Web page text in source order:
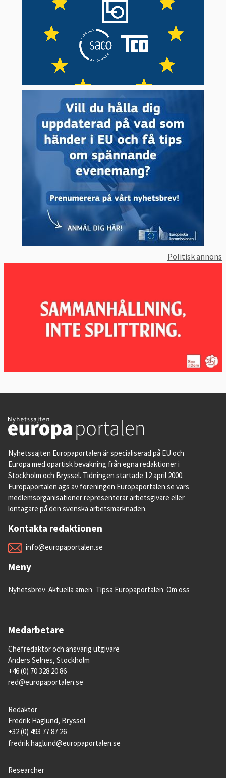
Politisk annons
Nyhetssajten Europaportalen är specialiserad på EU och
Europa med opartisk bevakning från egna redaktioner i
Stockholm och Bryssel. Tidningen startade 12 april 2000.
Europaportalen ägs av föreningen Europaportalen.se vars
medlemsorganisationer representerar arbetsgivare eller
löntagare på den svenska arbetsmarknaden.
Kontakta redaktionen
info@europaportalen.se
Meny
Nyhetsbrev Aktuella ämen Tipsa Europaportalen Om oss
Medarbetare
Chefredaktör och ansvarig utgivare
Anders Selnes, Stockholm
+46 (0) 70 328 20 86
red@europaportalen.se
Redaktör
Fredrik Haglund, Bryssel
+32 (0) 493 77 87 26
fredrik.haglund@europaportalen.se
Researcher